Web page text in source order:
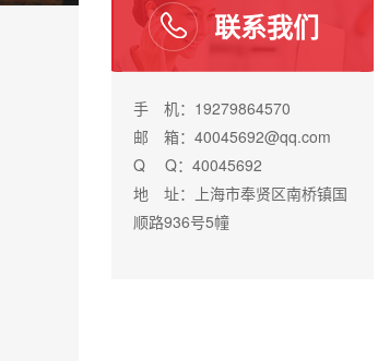
联系我们
手 机：19279864570
邮 箱：40045692@qq.com
Q Q：40045692
地 址：上海市奉贤区南桥镇国
顺路936号5幢